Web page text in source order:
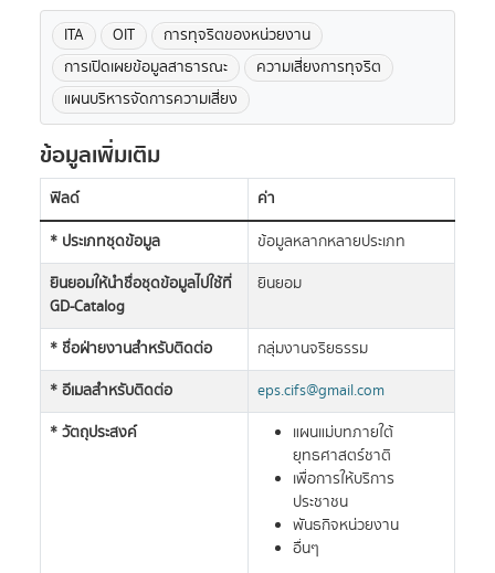
ITA OIT
การทุจริตของหน่วยงาน
การเปิดเผยข้อมูลสาธารณะ
ความเสี่ยงการทุจริต
แผนบริหารจัดการความเสี่ยง
ข้อมูลเพิ่มเติม
ฟิลด์
ค่า
* ประเภทชุดข้อมูล
ข้อมูลหลากหลายประเภท
ยินยอมให้นำชื่อชุดข้อมูลไปใช้ที่
GD-Catalog
ยินยอม
* ชื่อฝ่ายงานสำหรับติดต่อ
กลุ่มงานจริยธรรม
* อีเมลสำหรับติดต่อ
eps.cifs@gmail.com
* วัตถุประสงค์
แผนแม่บทภายใต้
ยุทธศาสตร์ชาติ
เพื่อการให้บริการ
ประชาชน
พันธกิจหน่วยงาน
อื่นๆ